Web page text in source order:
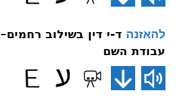
להאזנה ד-י דין בשילוב
עבודת השם